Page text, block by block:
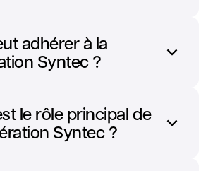
adhérer à la
Syntec ?
le rôle principal de
Syntec ?